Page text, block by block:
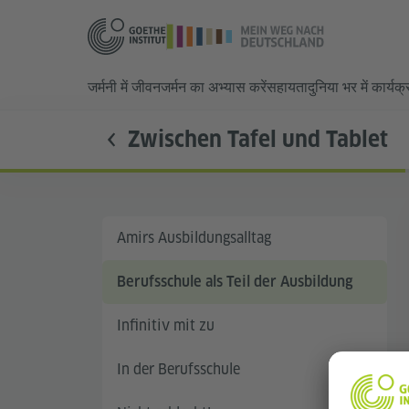
जर्मनी में जीवनजर्मन का अभ्यास करेंसहायतादुनिया भर में
Zwischen Tafel und Tablet
Amirs Ausbildungsalltag
Berufsschule als Teil der Ausbildung
Infinitiv mit zu
In der Berufsschule